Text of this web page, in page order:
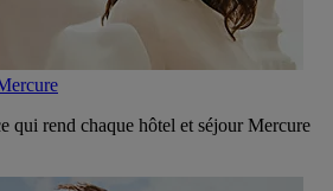
qui rend chaque hôtel et séjour Mercure